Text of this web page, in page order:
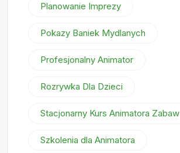
Planowanie Imprezy
Pokazy Baniek Mydlanych
Profesjonalny Animator
Rozrywka Dla Dzieci
Stacjonarny Kurs Animatora Zabaw
Szkolenia dla Animatora